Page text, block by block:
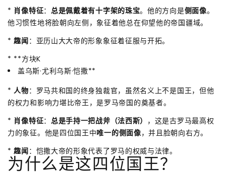
* 肖像特征： 总是佩戴着有十字架的珠宝。他的方向是侧面像。
他习惯性地将脸朝向左侧，象征着他总在仰望他的帝国疆域。
*趣闻：亚历山大大帝的形象象征着征服与开拓。
* **方块K
盖乌斯·尤利乌斯·恺撒**
*人物：罗马共和国的终身独裁官，虽然名义上不是国王，但他
的权力和影响力堪比帝王，是罗马帝国的奠基者。
* 肖像特征： 总是手持一把战斧（法西斯） ，这是古罗马最高权
力的象征。他是四位国王中唯一的侧面像，并且脸朝向右方。
*趣闻：恺撒大帝的形象代表了罗马的权威与法律。
为什么是这四位国王？